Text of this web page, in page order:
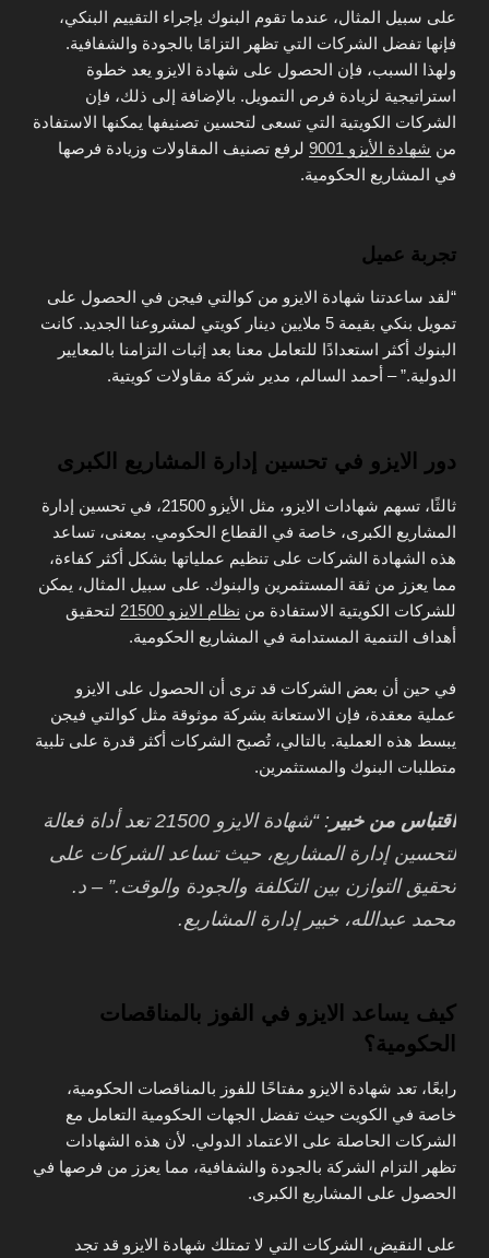
على سبيل المثال، عندما تقوم البنوك بإجراء التقييم البنكي،
فإنها تفضل الشركات التي تظهر التزامًا بالجودة والشفافية.
ولهذا السبب، فإن الحصول على شهادة الايزو يعد خطوة
استراتيجية لزيادة فرص التمويل. بالإضافة إلى ذلك، فإن
الشركات الكويتية التي تسعى لتحسين تصنيفها يمكنها الاستفادة
من شهادة الأيزو 9001
لرفع تصنيف المقاولات وزيادة فرصها
في المشاريع الحكومية.
تجربة عميل
“لقد ساعدتنا شهادة الايزو من كوالتي فيجن في الحصول على
تمويل بنكي بقيمة 5 ملايين دينار كويتي لمشروعنا الجديد. كانت
البنوك أكثر استعدادًا للتعامل معنا بعد إثبات التزامنا بالمعايير
الدولية.” – أحمد السالم، مدير شركة مقاولات كويتية.
دور الايزو في تحسين إدارة المشاريع الكبرى
ثالثًا، تسهم شهادات الايزو، مثل الأيزو 21500، في تحسين إدارة
المشاريع الكبرى، خاصة في القطاع الحكومي. بمعنى، تساعد
هذه الشهادة الشركات على تنظيم عملياتها بشكل أكثر كفاءة،
مما يعزز من ثقة المستثمرين والبنوك. على سبيل المثال، يمكن
للشركات الكويتية الاستفادة من نظام الايزو 21500
لتحقيق
أهداف التنمية المستدامة في المشاريع الحكومية.
في حين أن بعض الشركات قد ترى أن الحصول على الايزو
عملية معقدة، فإن الاستعانة بشركة موثوقة مثل كوالتي فيجن
يبسط هذه العملية. بالتالي، تُصبح الشركات أكثر قدرة على تلبية
متطلبات البنوك والمستثمرين.
اقتباس من خبير
: “شهادة الايزو 21500 تعد أداة فعالة
لتحسين إدارة المشاريع، حيث تساعد الشركات على
تحقيق التوازن بين التكلفة والجودة والوقت.” – د.
محمد عبدالله، خبير إدارة المشاريع.
كيف يساعد الايزو في الفوز بالمناقصات
الحكومية؟
رابعًا، تعد شهادة الايزو مفتاحًا للفوز بالمناقصات الحكومية،
خاصة في الكويت حيث تفضل الجهات الحكومية التعامل مع
الشركات الحاصلة على الاعتماد الدولي. لأن هذه الشهادات
تظهر التزام الشركة بالجودة والشفافية، مما يعزز من فرصها في
الحصول على المشاريع الكبرى.
على النقيض، الشركات التي لا تمتلك شهادة الايزو قد تجد